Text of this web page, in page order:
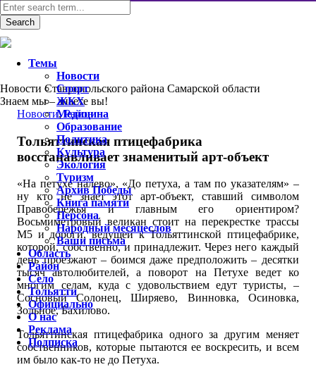
Новости Ставропольского района Самарской области
Знаем мы – знаете вы!
Новости,Район
Тольяттинская птицефабрика
восстанавливает знаменитый арт-объект
«На петухе налево», «До петуха, а там по указателям» –
ну кто не знает этот арт-объект, ставший символом
Правобережья и главным его ориентиром?
Восьмиметровый великан стоит на перекрестке трассы
М5 и дороги, ведущей к Тольяттинской птицефабрике,
которой, собственно, и принадлежит. Через него каждый
день проезжают – боимся даже предположить – десятки
тысяч автолюбителей, а поворот на Петухе ведет ко
многим селам, куда с удовольствием едут туристы, –
Сосновый Солонец, Ширяево, Винновка, Осиновка,
Зольное, Бахилово.
Тольяттинская птицефабрика одного за другим меняет
собственников, которые пытаются ее воскресить, и всем
им было как-то не до Петуха.
Темы
Новости
Спорт
ЖКХ
Медицина
Образование
Политика
Культура
Экология
Туризм
Архив Победы
Книга памяти
Персона
Народный месяцеслов
Ваши письма
Область
Район
Село
Тольятти
Официально
О нас
Реклама
Подписка